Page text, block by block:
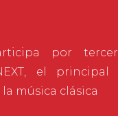
por
el principal
música clásica